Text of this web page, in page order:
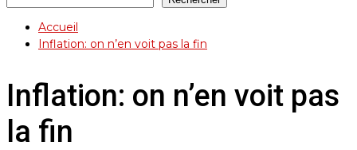
Accueil
Inflation: on n’en voit pas la fin
Inflation: on n’en voit pas
la fin